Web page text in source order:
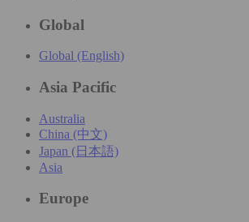
Global
Global (English)
Asia Pacific
Australia
China (中文)
Japan (日本語)
Asia
Europe